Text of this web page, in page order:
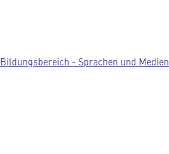
Bildungsbereich - Sprachen und Medien